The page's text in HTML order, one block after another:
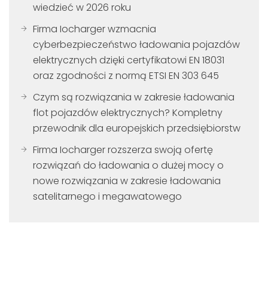
wiedzieć w 2026 roku
Firma Iocharger wzmacnia
cyberbezpieczeństwo ładowania pojazdów
elektrycznych dzięki certyfikatowi EN 18031
oraz zgodności z normą ETSI EN 303 645
Czym są rozwiązania w zakresie ładowania
flot pojazdów elektrycznych? Kompletny
przewodnik dla europejskich przedsiębiorstw
Firma Iocharger rozszerza swoją ofertę
rozwiązań do ładowania o dużej mocy o
nowe rozwiązania w zakresie ładowania
satelitarnego i megawatowego